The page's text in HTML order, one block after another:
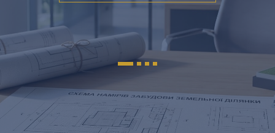
Проектування та архітектурні послуги
Землевпорядні послуги
Узаконення нерухомості
Державна реєстрація речових прав на
нерухоме майно/реєстрація юридичних осіб